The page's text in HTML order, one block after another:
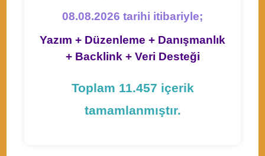
08.08.2026 tarihi itibariyle;
Yazım + Düzenleme + Danışmanlık
+ Backlink + Veri Desteği
Toplam 11.457 içerik
tamamlanmıştır.